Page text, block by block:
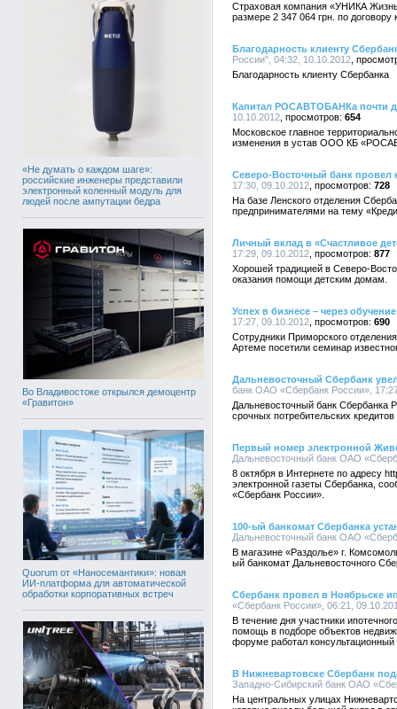
«Не думать о каждом шаге»:
российские инженеры представили
электронный коленный модуль для
людей после ампутации бедра
Во Владивостоке открылся демоцентр
«Гравитон»
Quorum от «Наносемантики»: новая
ИИ-платформа для автоматической
обработки корпоративных встреч
Страховая компания «УНИКА
размере 2 347 064 грн. по договору
Благодарность клиенту
России", 04:32, 10.10.2012
Благодарность клиенту Сбербанка
Капитал РОСАВТОБАНКа почти
10.10.2012
654
Московское главное
изменения в устав ООО КБ
Северо-Восточный банк провел
17:30, 09.10.2012
728
На базе Ленского отделения
предпринимателями на тему
Личный вклад в «Счастливое
17:29, 09.10.2012
877
Хорошей традицией в Северо-
оказания помощи детским домам.
Успех в бизнесе – через обучение
17:27, 09.10.2012
690
Сотрудники Приморского
Артеме посетили семинар
Дальневосточный Сбербанк
банк ОАО «Сбербанк России»,
Дальневосточный банк Сбербанка
срочных потребительских
Первый номер электронной
Дальневосточный банк ОАО
8 октября в Интернете по адресу
электронной газеты Сбербанка,
«Сбербанк России».
100-ый банкомат Сбербанка
Дальневосточный банк ОАО
В магазине «Раздолье» г.
ый банкомат Дальневосточного
Сбербанк провел в Ноябрьске
«Сбербанк России», 06:21,
В течение дня участники
помощь в подборе объектов
форуме работал консультационный
В Нижневартовске Сбербанк
Западно-Сибирский банк ОАО
На центральных улицах